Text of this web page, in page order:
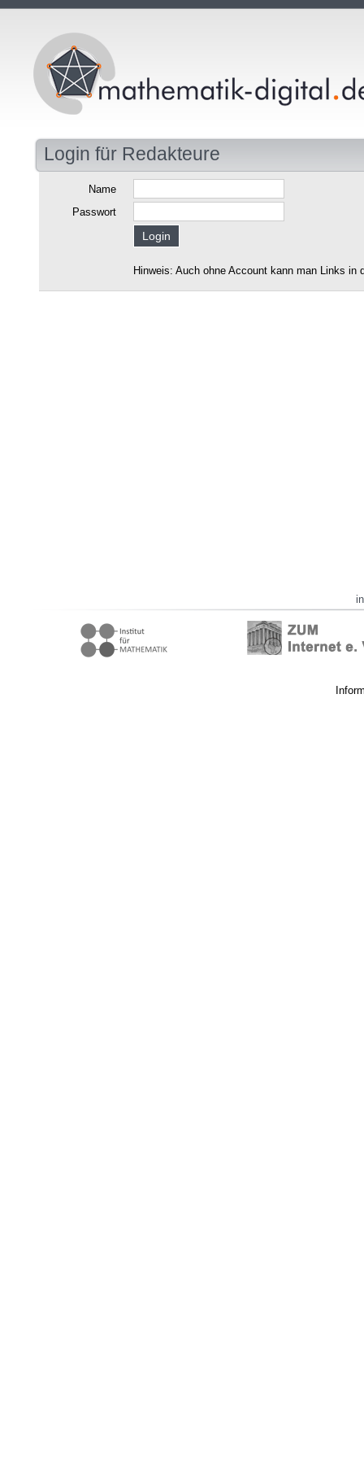
Login für Redakteure
Name
Passwort
Hinweis: Auch ohne Account kann man Links in